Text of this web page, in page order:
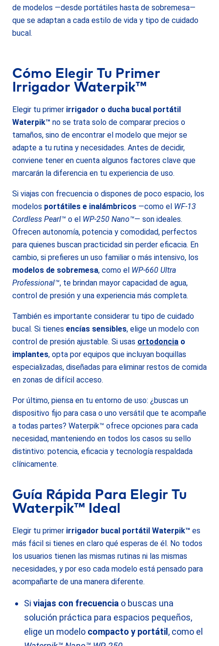
de modelos —desde portátiles hasta de sobremesa—
que se adaptan a cada estilo de vida y tipo de cuidado
bucal.
Cómo Elegir Tu Primer
Irrigador Waterpik™
Elegir tu primer irrigador o ducha bucal portátil
Waterpik™ no se trata solo de comparar precios o
tamaños, sino de encontrar el modelo que mejor se
adapte a tu rutina y necesidades. Antes de decidir,
conviene tener en cuenta algunos factores clave que
marcarán la diferencia en tu experiencia de uso.
Si viajas con frecuencia o dispones de poco espacio, los
modelos portátiles e inalámbricos —como el WF-13
Cordless Pearl™ o el WP-250 Nano™— son ideales.
Ofrecen autonomía, potencia y comodidad, perfectos
para quienes buscan practicidad sin perder eficacia. En
cambio, si prefieres un uso familiar o más intensivo, los
modelos de sobremesa, como el WP-660 Ultra
Professional™, te brindan mayor capacidad de agua,
control de presión y una experiencia más completa.
También es importante considerar tu tipo de cuidado
bucal. Si tienes encías sensibles, elige un modelo con
control de presión ajustable. Si usas ortodoncia o
implantes, opta por equipos que incluyan boquillas
especializadas, diseñadas para eliminar restos de comida
en zonas de difícil acceso.
Por último, piensa en tu entorno de uso: ¿buscas un
dispositivo fijo para casa o uno versátil que te acompañe
a todas partes? Waterpik™ ofrece opciones para cada
necesidad, manteniendo en todos los casos su sello
distintivo: potencia, eficacia y tecnología respaldada
clínicamente.
Guía Rápida Para Elegir Tu
Waterpik™ Ideal
Elegir tu primer irrigador bucal portátil Waterpik™ es
más fácil si tienes en claro qué esperas de él. No todos
los usuarios tienen las mismas rutinas ni las mismas
necesidades, y por eso cada modelo está pensado para
acompañarte de una manera diferente.
Si viajas con frecuencia o buscas una
solución práctica para espacios pequeños,
elige un modelo compacto y portátil , como el